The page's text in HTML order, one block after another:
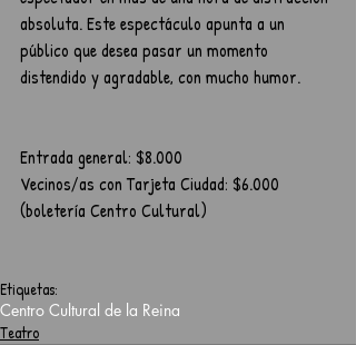
absoluta. Este espectáculo apunta a un
público que desea pasar un momento
distendido y agradable, con mucho humor.
Entrada general: $8.000
Vecinos/as con Tarjeta Ciudad: $6.000
(boletería Centro Cultural)
Etiquetas:
Centro Cultural de la Reina
Teatro